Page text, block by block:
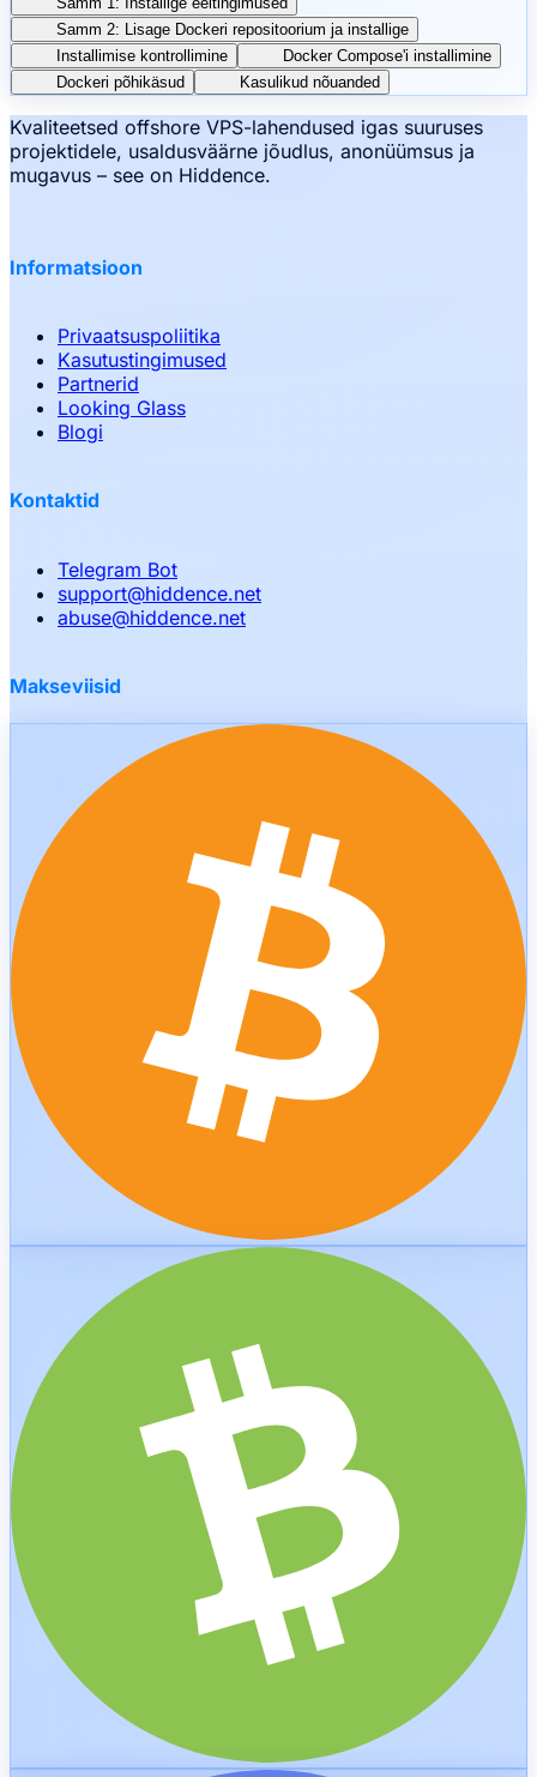
Samm 2: Lisage Dockeri repositoorium ja installige
Installimise kontrollimine
Docker Compose'i installimine
Dockeri põhikäsud
Kasulikud nõuanded
Kvaliteetsed offshore VPS-lahendused igas suuruses
projektidele, usaldusväärne jõudlus, anonüümsus ja
mugavus – see on Hiddence.
Informatsioon
Privaatsuspoliitika
Kasutustingimused
Partnerid
Looking Glass
Blogi
Kontaktid
Telegram Bot
support@hiddence.net
abuse@hiddence.net
Makseviisid